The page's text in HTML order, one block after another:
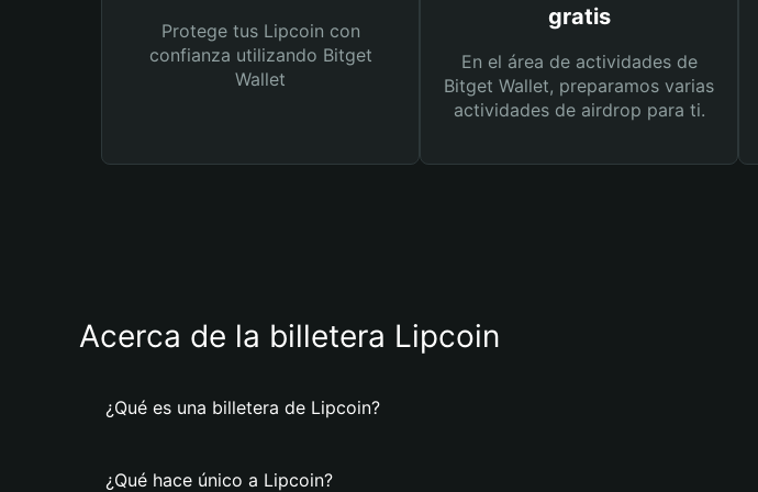
Protege tus Lipcoin con
confianza utilizando Bitget
Wallet
gratis
En el área de actividades de
Bitget Wallet, preparamos varias
actividades de airdrop para ti.
Acerca de la billetera Lipcoin
¿Qué es una billetera de Lipcoin?
¿Qué hace único a Lipcoin?